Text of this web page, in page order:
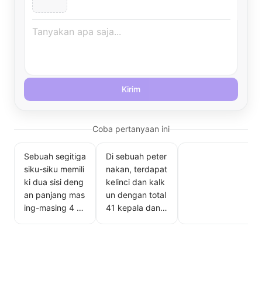
Kirim
Coba pertanyaan ini
Sebuah segitiga
siku-siku memili
ki dua sisi deng
an panjang mas
ing-masing 4 c
Di sebuah peter
nakan, terdapat
kelinci dan kalk
un dengan total
41 kepala dan 1